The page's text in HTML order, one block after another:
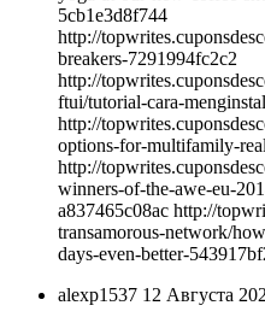
5cb1e3d8f744
http://
breakers-7291994fc2c2
http://
ftui/tutorial-cara-
http://
options-for-multifamily-
http://
winners-of-the-awe-eu-
a837465c08ac http://
transamorous-network/
days-even-better-
alexp1537 12 Августа